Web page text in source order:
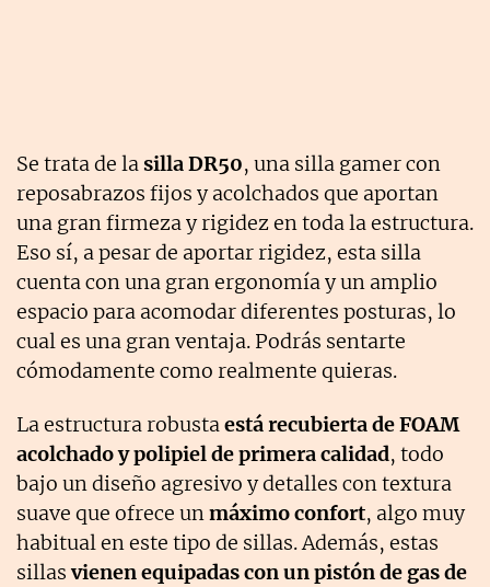
Se trata de lasilla DR50, una silla gamer con
reposabrazos fijos y acolchados que aportan
una gran firmeza y rigidez en toda la estructura.
Eso sí, a pesar de aportar rigidez, esta silla
cuenta con una gran ergonomía y un amplio
espacio para acomodar diferentes posturas, lo
cual es una gran ventaja. Podrás sentarte
cómodamente como realmente quieras.
La estructura robustaestá recubierta de FOAM
acolchado y polipiel de primera calidad, todo
bajo un diseño agresivo y detalles con textura
suave que ofrece unmáximo confort, algo muy
habitual en este tipo de sillas. Además, estas
sillasvienen equipadas con un pistón de gas de